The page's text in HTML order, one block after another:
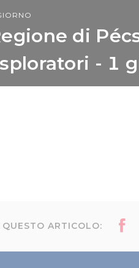
di
- 1
ARTICOLO: